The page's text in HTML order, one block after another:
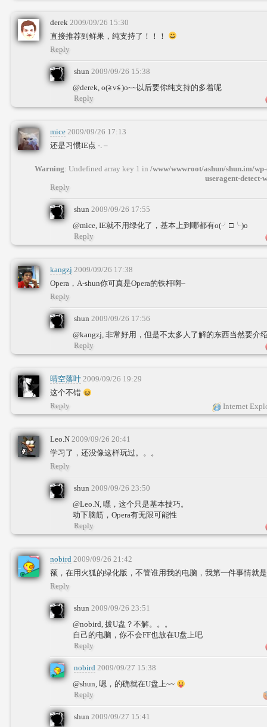
derek 2009/09/26 15:30
直接推荐到鲜果，纯支持了！！！
Reply
shun 2009/09/26 15:38
@derek, o(≧v≦)o~~以后要你纯支持的多着呢
Reply
mice 2009/09/26 17:13
还是习惯IE点 -. –
Warning: Undefined array key 1 in /www/wwwroot/ashun/shun.im/
useragent-detect-
Reply
shun 2009/09/26 17:55
@mice, IE就不用绿化了，基本上到哪都有o(╯□╰)o
Reply
kangzj 2009/09/26 17:38
Opera，A-shun你可真是Opera的铁杆啊~
Reply
shun 2009/09/26 17:56
@kangzj, 非常好用，但是不太多人了解的东西当然要介
Reply
晴空落叶 2009/09/26 19:29
这个不错
Internet
Reply
Leo.N 2009/09/26 20:41
学习了，还没像这样玩过。。。
Reply
shun 2009/09/26 23:50
@Leo.N, 嘿，这个只是基本技巧。
动下脑筋，Opera有无限可能性
Reply
nobird 2009/09/26 21:42
额，在用火狐的绿化版，不管谁用我的电脑，我第一件事情就
Reply
shun 2009/09/26 23:51
@nobird, 拔U盘？不解。。。
自己的电脑，你不会FF也放在U盘上吧
Reply
nobird 2009/09/27 15:38
@shun, 嗯，的确就在U盘上~~
Reply
shun 2009/09/27 15:41